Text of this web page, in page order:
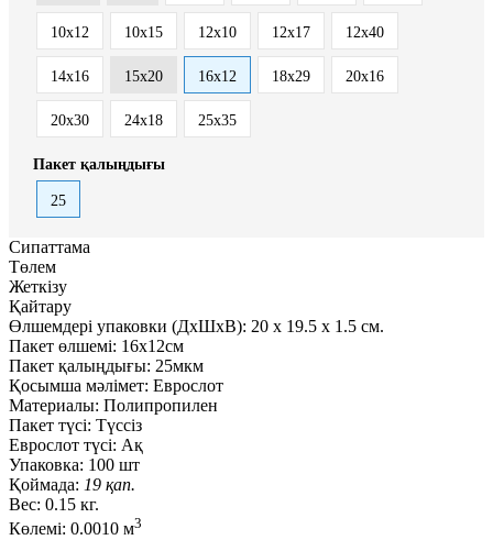
10x12 10x15 12x10 12x17 12x40
14x16 15x20 16x12 18x29 20x16
20x30 24x18 25x35
Пакет қалыңдығы
25
Сипаттама
Төлем
Жеткізу
Қайтару
Өлшемдері упаковки (ДxШxВ): 20 x 19.5 x 1.5 см.
Пакет өлшемі: 16x12см
Пакет қалыңдығы: 25мкм
Қосымша мәлімет: Еврослот
Материалы: Полипропилен
Пакет түсі: Түссіз
Еврослот түсі: Ақ
Упаковка: 100 шт
Қоймада: 19 қап.
Вес: 0.15 кг.
Көлемі: 0.0010 м3